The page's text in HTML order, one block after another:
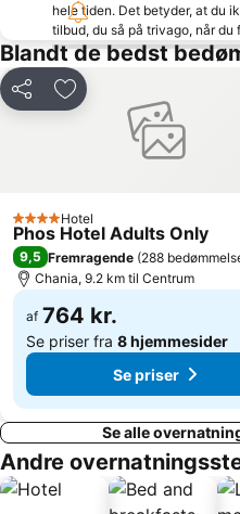
Souda Harbour
Agia Lake
Kolymbari
Sirikari Gorge
Chryssi Akti
Therissos
Traditional Settlement of Roustika
hele tiden. Det betyder, at du
tilbud, du så på trivago, når
Blandt de bedst
Del Føj til favoritter
4 Stjerner
Hotel
Phos Hotel Adults Only
9,5 Fremragende (288
Chania, 9.2 km til Centrum
af 764 kr.
Se priser fra 8 hjemmesider
Se priser
Se alle
Andre